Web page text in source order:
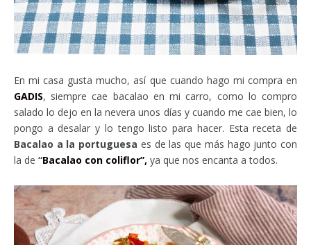
En mi casa gusta mucho, así que cuando hago mi compra en
GADIS, siempre cae bacalao en mi carro, como lo compro
salado lo dejo en la nevera unos días y cuando me cae bien, lo
pongo a desalar y lo tengo listo para hacer. Esta receta de
Bacalao a la portuguesa es de las que más hago junto con
la de “Bacalao con coliflor”, ya que nos encanta a todos.